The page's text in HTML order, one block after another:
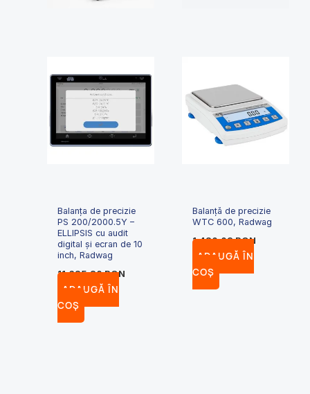
Balanța de precizie
PS 200/2000.5Y –
ELLIPSIS cu audit
digital și ecran de 10
inch, Radwag
11,625.20RON
ADAUGĂ ÎN
COȘ
Balanță de precizie
WTC 600, Radwag
1,420.03RON
ADAUGĂ ÎN
COȘ